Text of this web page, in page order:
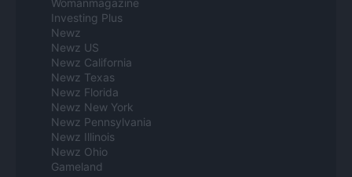
Investing Plus
Newz
Newz US
Newz California
Newz Texas
Newz Florida
Newz New York
Newz Pennsylvania
Newz Illinois
Newz Ohio
Gameland